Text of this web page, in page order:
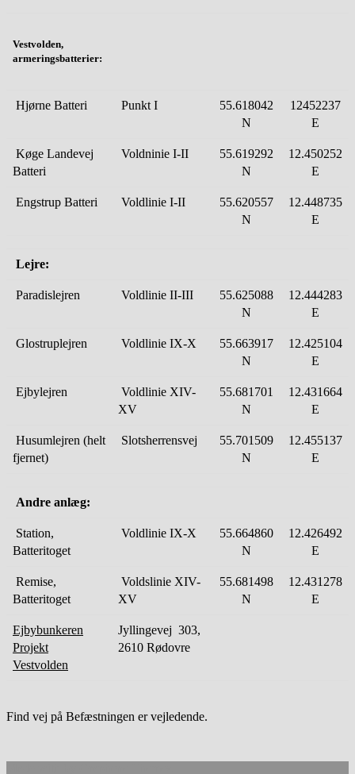
Vestvolden,
armeringsbatterier:
Hjørne Batteri Punkt I
55.618042
N
12452237
E
Køge Landevej
Batteri
Voldninie I-II
55.619292
N
12.450252
E
Engstrup Batteri Voldlinie I-II
55.620557
N
12.448735
E
Lejre:
Paradislejren Voldlinie II-III
55.625088
N
12.444283
E
Glostruplejren Voldlinie IX-X
55.663917
N
12.425104
E
Ejbylejren
Voldlinie XIV-
XV
55.681701
N
12.431664
E
Husumlejren (helt
fjernet)
Slotsherrensvej
55.701509
N
12.455137
E
Andre anlæg:
Station,
Batteritoget
Voldlinie IX-X
55.664860
N
12.426492
E
Remise,
Batteritoget
Voldslinie XIV-
XV
55.681498
N
12.431278
E
Ejbybunkeren
Projekt
Vestvolden
Jyllingevej 303,
2610 Rødovre
Find vej på Befæstningen er vejledende.